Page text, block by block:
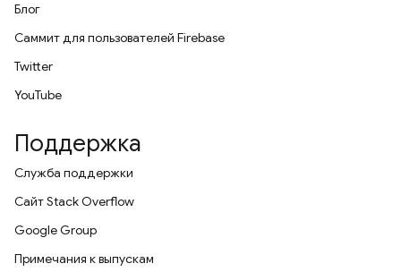
Блог
Саммит для пользователей Firebase
Twitter
YouTube
Поддержка
Служба поддержки
Сайт Stack Overflow
Google Group
Примечания к выпускам